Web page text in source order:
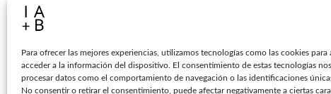
Para ofrecer las mejores experiencias, utilizamos tecnologías como las cookies para
acceder a la información del dispositivo. El consentimiento de estas tecnologías
procesar datos como el comportamiento de navegación o las identificaciones
No consentir o retirar el consentimiento, puede afectar negativamente a ciertas